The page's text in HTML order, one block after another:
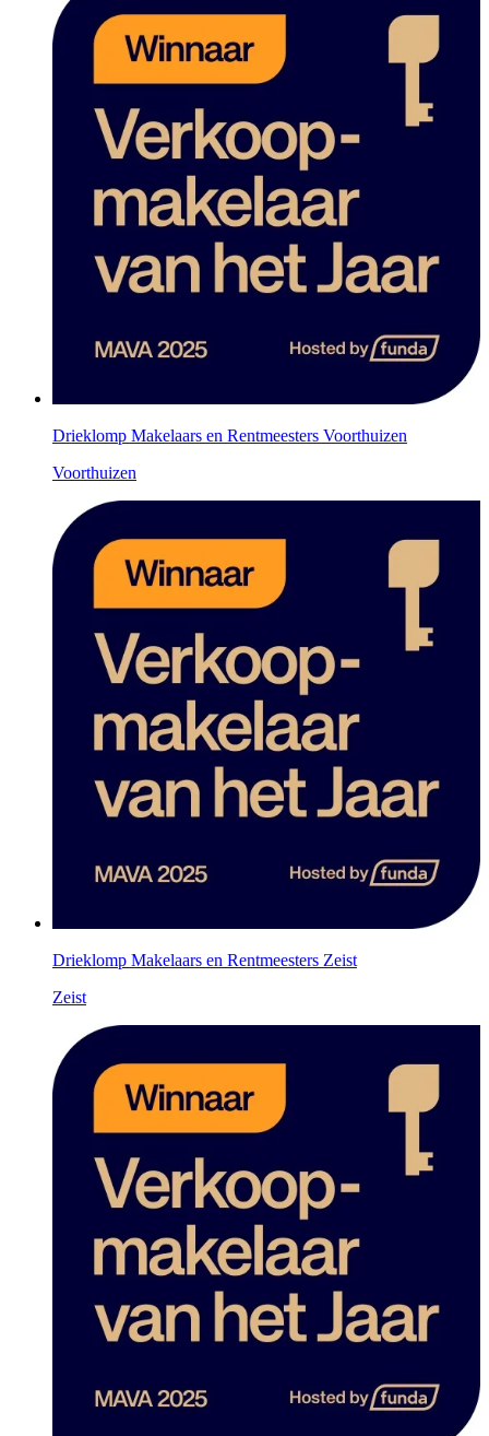
Drieklomp Makelaars en Rentmeesters Voorthuizen
Voorthuizen
Drieklomp Makelaars en Rentmeesters Zeist
Zeist